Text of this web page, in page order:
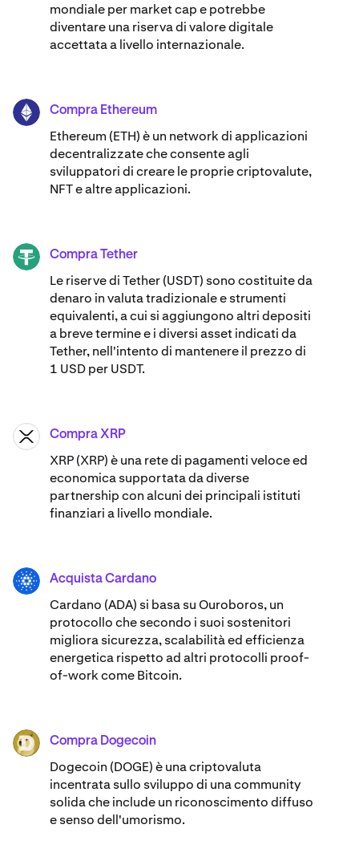
mondiale per market cap e potrebbe
diventare una riserva di valore digitale
accettata a livello internazionale.
ETH Compra Ethereum
Ethereum (ETH) è un network di applicazioni
decentralizzate che consente agli
sviluppatori di creare le proprie criptovalute,
NFT e altre applicazioni.
USDT Compra Tether
Le riserve di Tether (USDT) sono costituite da
denaro in valuta tradizionale e strumenti
equivalenti, a cui si aggiungono altri depositi
a breve termine e i diversi asset indicati da
Tether, nell'intento di mantenere il prezzo di
1 USD per USDT.
XRP Compra XRP
XRP (XRP) è una rete di pagamenti veloce ed
economica supportata da diverse
partnership con alcuni dei principali istituti
finanziari a livello mondiale.
ADA Acquista Cardano
Cardano (ADA) ​​si basa su Ouroboros, un
protocollo che secondo i suoi sostenitori
migliora sicurezza, scalabilità ed efficienza
energetica rispetto ad altri protocolli proof-
of-work come Bitcoin.
DOGE Compra Dogecoin
Dogecoin (DOGE) è una criptovaluta
incentrata sullo sviluppo di una community
solida che include un riconoscimento diffuso
e senso dell'umorismo.